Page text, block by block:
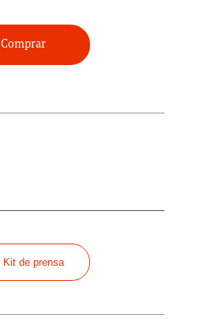
Comprar
Kit de prensa